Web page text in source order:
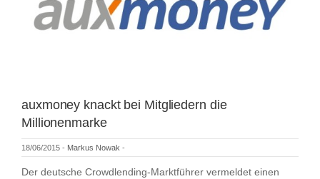
auxmoney knackt bei Mitgliedern die
Millionenmarke
18/06/2015 - Markus Nowak -
Der deutsche Crowdlending-Marktführer vermeldet einen